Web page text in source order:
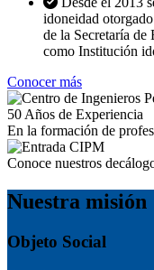
idoneidad
de la Secretaría de
como Institución
Conocer más
50 Años de Experiencia
En la formación de
Conoce nuestros
Nuestra misión
Objeto Social